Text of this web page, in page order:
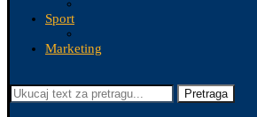
Sport
Marketing
Pretraga